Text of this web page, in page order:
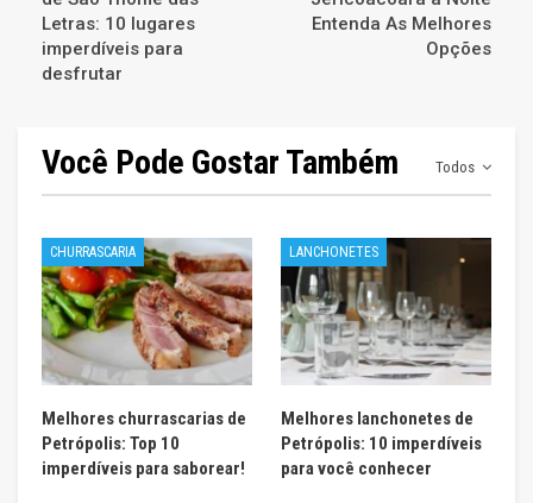
Letras: 10 lugares
imperdíveis para
desfrutar
Entenda As Melhores
Opções
Todos
Você Pode Gostar Também
CHURRASCARIA
Melhores churrascarias de
Petrópolis: Top 10
imperdíveis para saborear!
LANCHONETES
Melhores lanchonetes de
Petrópolis: 10 imperdíveis
para você conhecer